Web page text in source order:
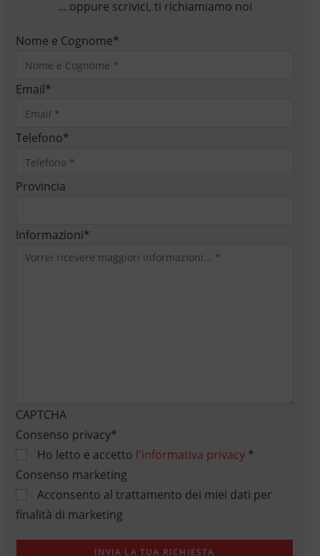
... oppure scrivici, ti richiamiamo noi
Nome e Cognome*
Email*
Telefono*
Provincia
Informazioni*
CAPTCHA
Consenso privacy*
Ho letto e accetto l'informativa privacy*
Consenso marketing
Acconsento al trattamento dei miei dati per
finalità di marketing